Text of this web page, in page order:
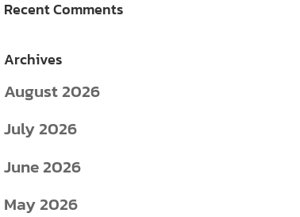
Recent Comments
Archives
August 2026
July 2026
June 2026
May 2026